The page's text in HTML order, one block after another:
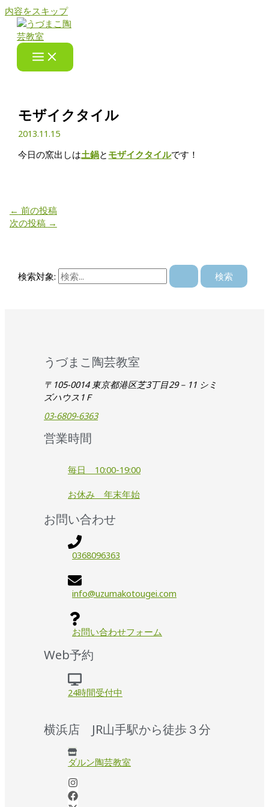
内容をスキップ
モザイクタイル
2013.11.15
今日の窯出しは土鍋と モザイクタイルです！
← 前の投稿
次の投稿 →
検索対象:
うづまこ陶芸教室
〒105-0014 東京都港区芝3丁目29－11 シミ
ズハウス1Ｆ
03-6809-6363
営業時間
毎日 10:00-19:00
お休み 年末年始
お問い合わせ
0368096363
info@uzumakotougei.com
お問い合わせフォーム
Web予約
24時間受付中
横浜店 JR山手駅から徒歩３分
ダルン陶芸教室